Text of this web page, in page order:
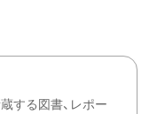
する図書、レポー